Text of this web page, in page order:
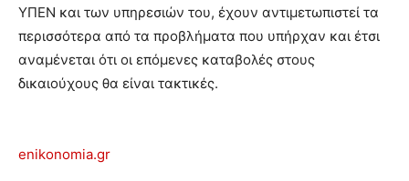
ΥΠΕΝ και των υπηρεσιών του, έχουν αντιμετωπιστεί τα
περισσότερα από τα προβλήματα που υπήρχαν και έτσι
αναμένεται ότι οι επόμενες καταβολές στους
δικαιούχους θα είναι τακτικές.
enikonomia.gr